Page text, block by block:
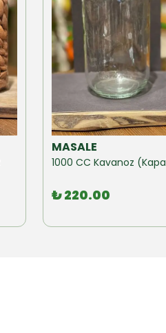
MASALE
₺ 220.00